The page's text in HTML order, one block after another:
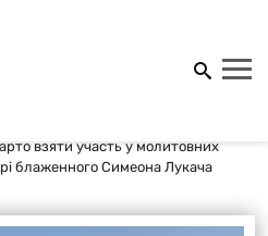
взяти участь у молитовних
блаженного Симеона Лукача